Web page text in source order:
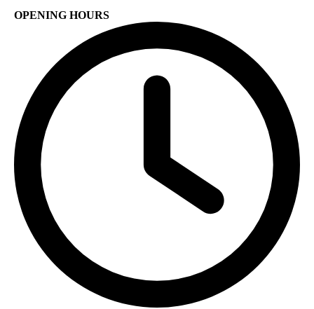
OPENING HOURS